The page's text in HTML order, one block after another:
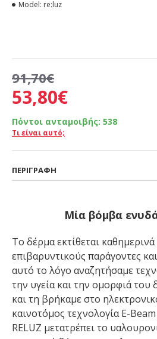
53,80€
91,70€
Πόντοι ανταμοιβής: 538
Τι είναι αυτό;
Model: re:luz
ΠΕΡΙΓΡΑΦΉ
Μία βόμβα
Το δέρμα εκτίθεται
επιβαρυντικούς παράγοντες
αυτό το λόγο αναζητήσαμε
την υγεία και την ομορφιά
και τη βρήκαμε στο
καινοτόμος τεχνολογία E-
RELUZ μετατρέπει το